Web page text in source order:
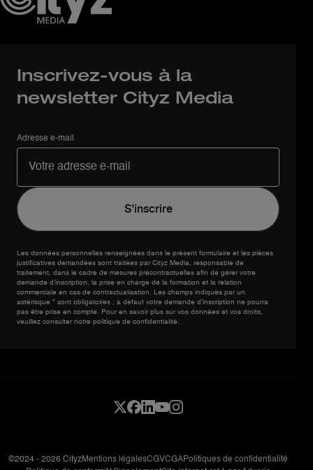
Inscrivez-vous à la
newsletter Cityz Media
Adresse e-mail
Les données personnelles renseignées dans le présent formulaire et les pièces
justificatives demandées sont traitées par Cityz Media, responsable de
traitement, dans le cadre de mesures précontractuelles afin de gérer votre
demande d’inscription, la prise en charge de la formation et la relation
commerciale en cas de contractualisation. Les champs indiqués par un
astérisque * sont obligatoires ; à défaut votre demande d’inscription ne pourra
pas être prise en compte. Pour en savoir plus sur vos données et vos droits,
veuillez consulter notre politique de confidentialité.
©2024 - 2026 CityzMentions légalesCGVCGAPolitiques de confidentialité